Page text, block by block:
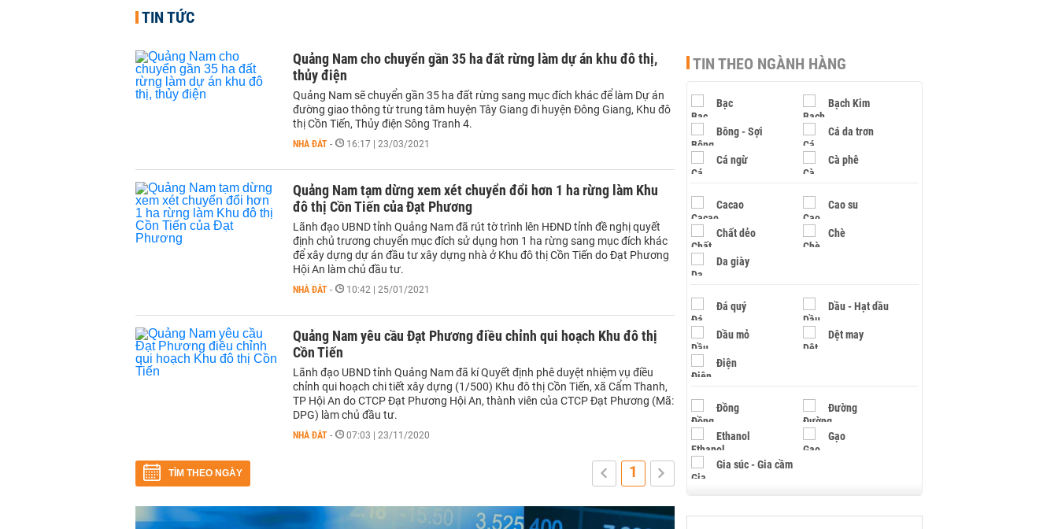
TIN TỨC
Quảng Nam cho chuyển gần 35 ha đất rừng làm dự án khu đô thị,
thủy điện
Quảng Nam sẽ chuyển gần 35 ha đất rừng sang mục đích khác để làm Dự án
đường giao thông từ trung tâm huyện Tây Giang đi huyện Đông Giang, Khu đô
thị Cồn Tiến, Thủy điện Sông Tranh 4.
NHÀ ĐẤT - 16:17 | 23/03/2021
Quảng Nam tạm dừng xem xét chuyển đổi hơn 1 ha rừng làm Khu
đô thị Cồn Tiến của Đạt Phương
Lãnh đạo UBND tỉnh Quảng Nam đã rút tờ trình lên HĐND tỉnh đề nghị quyết
định chủ trương chuyển mục đích sử dụng hơn 1 ha rừng sang mục đích khác
để xây dựng dự án đầu tư xây dựng nhà ở Khu đô thị Cồn Tiến do Đạt Phương
Hội An làm chủ đầu tư.
NHÀ ĐẤT - 10:42 | 25/01/2021
Quảng Nam yêu cầu Đạt Phương điều chỉnh qui hoạch Khu đô thị
Cồn Tiến
Lãnh đạo UBND tỉnh Quảng Nam đã kí Quyết định phê duyệt nhiệm vụ điều
chỉnh qui hoạch chi tiết xây dựng (1/500) Khu đô thị Cồn Tiến, xã Cẩm Thanh,
TP Hội An do CTCP Đạt Phương Hội An, thành viên của CTCP Đạt Phương (Mã:
DPG) làm chủ đầu tư.
NHÀ ĐẤT - 07:03 | 23/11/2020
TÌM THEO NGÀY 1
TIN THEO NGÀNH HÀNG
Bạc Bạch Kim
Bông - Sợi Cá da trơn
Cá ngừ Cà phê
Cacao Cao su
Chất dẻo Chè
Da giày
Đá quý Dầu - Hạt dầu
Dầu mỏ Dệt may
Điện
Đồng Đường
Ethanol Gạo
Gia súc - Gia cầm